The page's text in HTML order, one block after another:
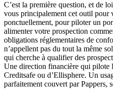
C’est la première question, et de
vous principalement cet outil pour
ponctuellement, pour piloter un
alimenter votre prospection
obligations réglementaires de
n’appellent pas du tout la même
qui cherche à qualifier des
Une direction financière qui pilote
Creditsafe ou d’Ellisphere. Un
parfaitement couvert par Pappers,